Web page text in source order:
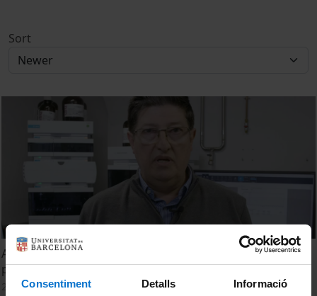
Consentiment Detalls Informació
Sort
A bord del Beagle T2. La tuberculosi: per què encara és un
problema de salut pública?
22 March, 2023